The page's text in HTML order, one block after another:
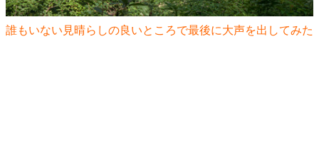
誰もいない見晴らしの良いところで最後に大声を出してみた